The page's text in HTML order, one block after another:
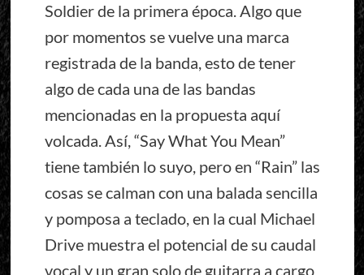
Soldier de la primera época. Algo que
por momentos se vuelve una marca
registrada de la banda, esto de tener
algo de cada una de las bandas
mencionadas en la propuesta aquí
volcada. Así, “Say What You Mean”
tiene también lo suyo, pero en “Rain” las
cosas se calman con una balada sencilla
y pomposa a teclado, en la cual Michael
Drive muestra el potencial de su caudal
vocal y un gran solo de guitarra a cargo